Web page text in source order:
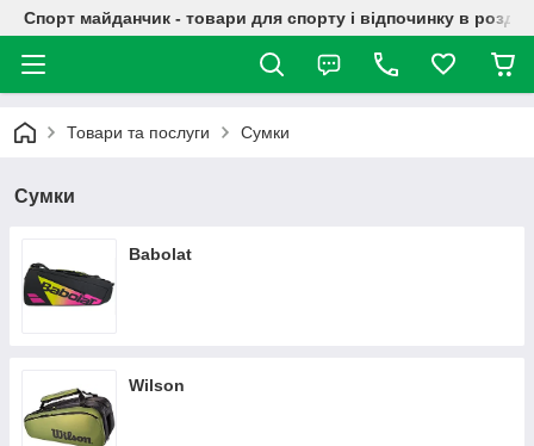
Спорт майданчик - товари для спорту і відпочинку в
Товари та послуги Сумки
Сумки
Babolat
Wilson